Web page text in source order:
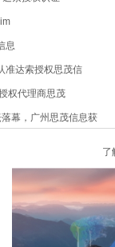
息
准达索授权思茂信
权代理商思茂
幕，广州思茂信息获
了